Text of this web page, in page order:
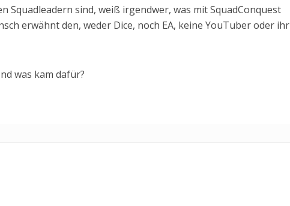
Squadleadern sind, weiß irgendwer, was mit SquadConquest
erwähnt den, weder Dice, noch EA, keine YouTuber oder ihr
was kam dafür?